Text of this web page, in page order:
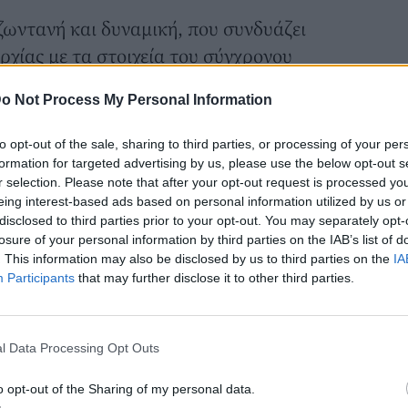
Not Process My Personal Information
opt-out of the sale, sharing to third parties, or processing of your
for targeted advertising by us, please use the below opt-out
selection. Please note that after your opt-out request is processed
interest-based ads based on personal information utilized by us
to third parties prior to your opt-out. You may separately
of your personal information by third parties on the IAB’s list of
This information may also be disclosed by us to third parties on the
Participants that may further disclose it to other third parties.
Data Processing Opt Outs
opt-out of the Sharing of my personal data.
και δυναμική, που συνδυάζει
με τα στοιχεία του σύγχρονου
όμορφος, ιδανικός για να τον
Περπατήστε στους δρόμους της και
Πόλης, όπου οι διαφορετικές
ένα ξεχωριστό σκηνικό.